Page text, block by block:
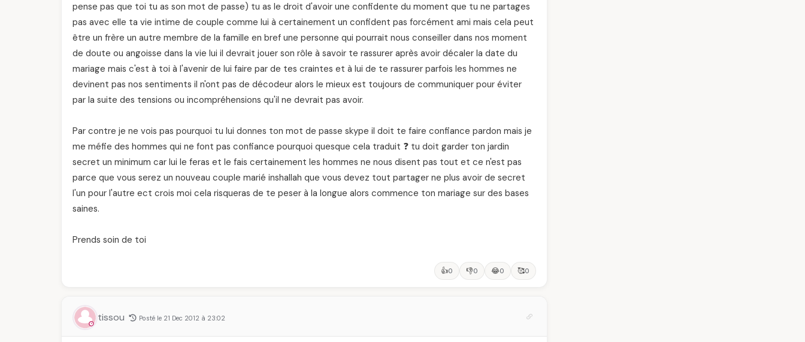
pense pas que toi tu as son mot de passe) tu as le droit d'avoir une confidente du moment que tu ne partages
pas avec elle ta vie intime de couple comme lui à certainement un confident pas forcément ami mais cela peut
être un frère un autre membre de la famille en bref une personne qui pourrait nous conseiller dans nos moment
de doute ou angoisse dans la vie lui il devrait jouer son rôle à savoir te rassurer après avoir décaler la date du
mariage mais c'est à toi à l'avenir de lui faire par de tes craintes et à lui de te rassurer parfois les hommes ne
devinent pas nos sentiments il n'ont pas de décodeur alors le mieux est toujours de communiquer pour éviter
par la suite des tensions ou incompréhensions qu'il ne devrait pas avoir.
Par contre je ne vois pas pourquoi tu lui donnes ton mot de passe skype il doit te faire confiance pardon mais je
me méfie des hommes qui ne font pas confiance pourquoi quesque cela traduit ❓ tu doit garder ton jardin
secret un minimum car lui le feras et le fais certainement les hommes ne nous disent pas tout et ce n'est pas
parce que vous serez un nouveau couple marié inshallah que vous devez tout partager ne plus avoir de secret
l'un pour l'autre ect crois moi cela risqueras de te peser à la longue alors commence ton mariage sur des bases
saines.
Prends soin de toi
👍0 👎0 😂0 🥰0
tissou Posté le 21 Dec 2012 à 23:02